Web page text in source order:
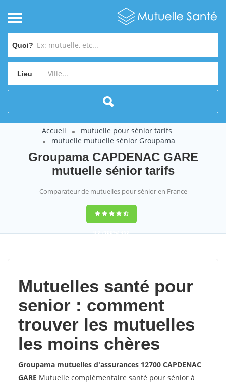
Quoi?
Lieu
Accueil
mutuelle pour sénior tarifs
mutuelle mutuelle sénior Groupama
Groupama CAPDENAC GARE
mutuelle sénior tarifs
Comparateur de mutuelles pour sénior en France
9,2(100%)452
Mutuelles santé pour
senior : comment
trouver les mutuelles
les moins chères
Groupama mutuelles d'assurances 12700 CAPDENAC
GARE Mutuelle complémentaire santé pour sénior à